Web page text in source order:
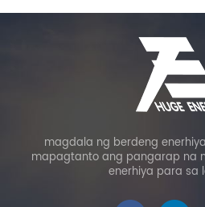
magdala ng berdeng
mapagtanto ang pangarap na
enerhiya para sa